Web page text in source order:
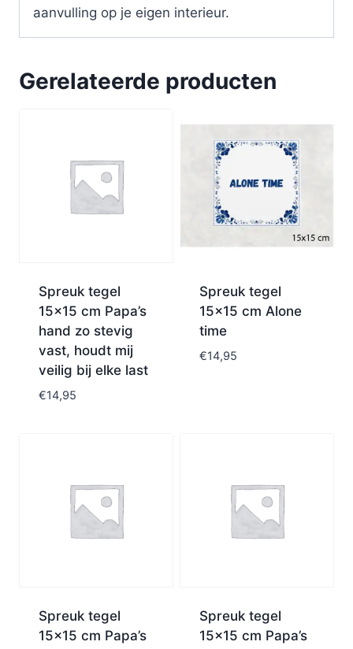
aanvulling op je eigen interieur.
Gerelateerde producten
Spreuk tegel
15×15 cm Papa’s
hand zo stevig
vast, houdt mij
veilig bij elke last
€14,95
Spreuk tegel
15×15 cm Alone
time
€14,95
Spreuk tegel
15×15 cm Papa’s
Spreuk tegel
15×15 cm Papa’s